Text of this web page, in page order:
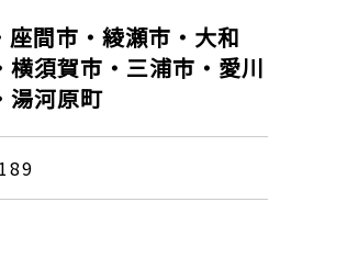
間市・綾瀬市・大和
須賀市・三浦市・愛川
湯河原町
189